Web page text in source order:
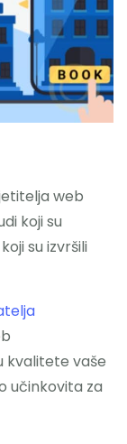
web
koji su
su izvršili
kvalitete vaše
učinkovita za